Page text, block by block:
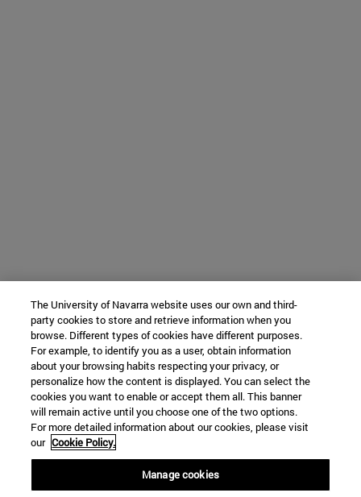
The University of Navarra website uses our own and third-
party cookies to store and retrieve information when you
browse. Different types of cookies have different purposes.
For example, to identify you as a user, obtain information
about your browsing habits respecting your privacy, or
personalize how the content is displayed. You can select the
cookies you want to enable or accept them all. This banner
will remain active until you choose one of the two options.
For more detailed information about our cookies, please visit
our Cookie Policy.
Manage cookies